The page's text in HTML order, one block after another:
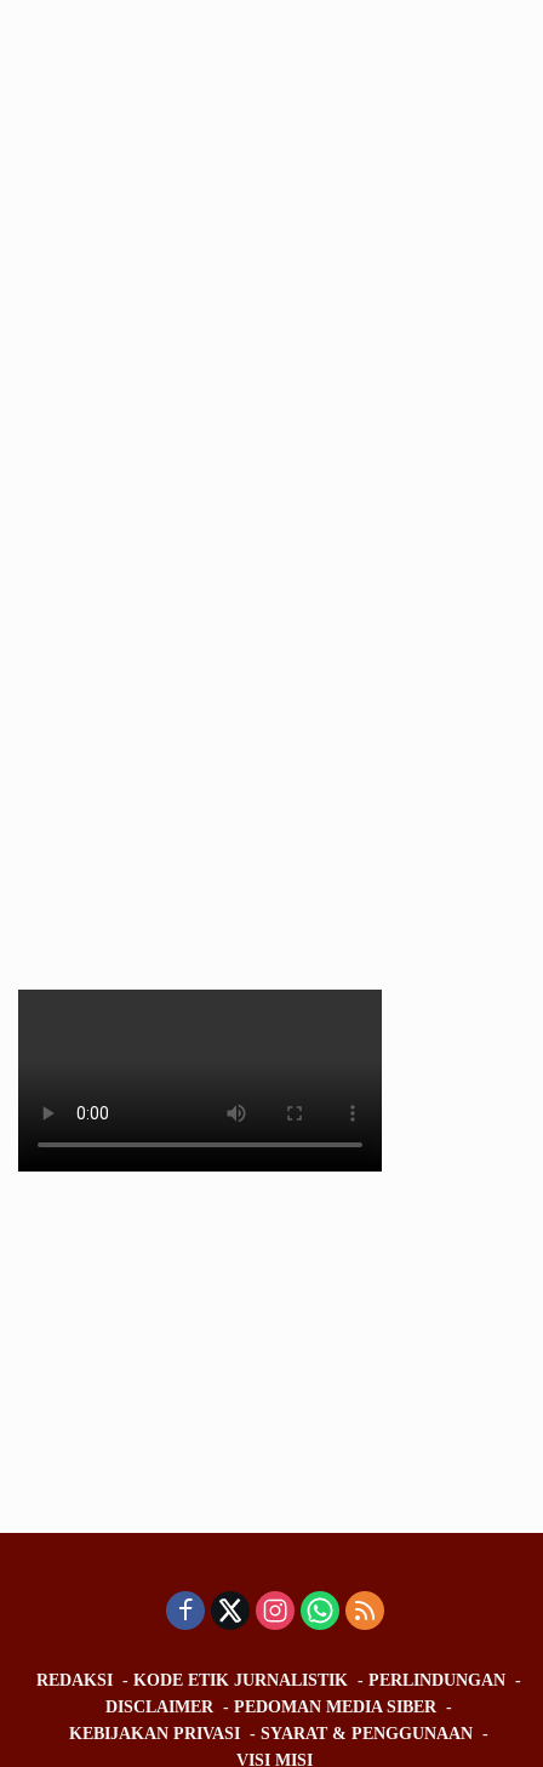
REDAKSI KODE ETIK JURNALISTIK
PERLINDUNGAN
DISCLAIMER
PEDOMAN MEDIA SIBER
KEBIJAKAN PRIVASI
SYARAT & PENGGUNAAN
VISI MISI